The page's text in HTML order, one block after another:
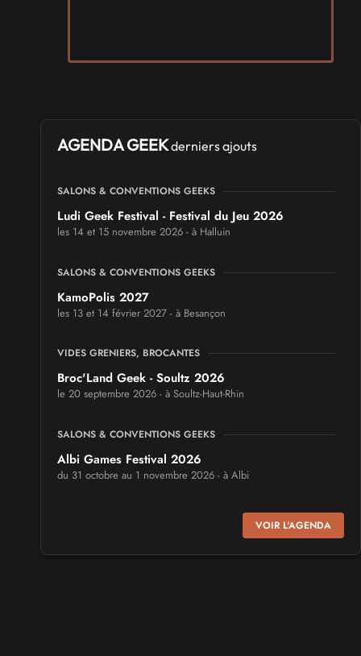
AGENDA GEEKderniers ajouts
SALONS & CONVENTIONS GEEKS
Ludi Geek Festival - Festival du Jeu 2026
les 14 et 15 novembre 2026 - à Halluin
SALONS & CONVENTIONS GEEKS
KamoPolis 2027
les 13 et 14 février 2027 - à Besançon
VIDES GRENIERS, BROCANTES
Broc'Land Geek - Soultz 2026
le 20 septembre 2026 - à Soultz-Haut-Rhin
SALONS & CONVENTIONS GEEKS
Albi Games Festival 2026
du 31 octobre au 1 novembre 2026 - à Albi
Virtual Calais - salon du jeu vidéo et des loisirs
numériques 2026
VOIR L'AGENDA